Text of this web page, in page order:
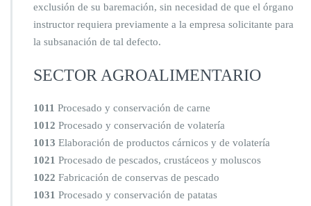
exclusión de su baremación, sin necesidad de que el órgano
instructor requiera previamente a la empresa solicitante para
la subsanación de tal defecto.
SECTOR AGROALIMENTARIO
1011 Procesado y conservación de carne
1012 Procesado y conservación de volatería
1013 Elaboración de productos cárnicos y de volatería
1021 Procesado de pescados, crustáceos y moluscos
1022 Fabricación de conservas de pescado
1031 Procesado y conservación de patatas